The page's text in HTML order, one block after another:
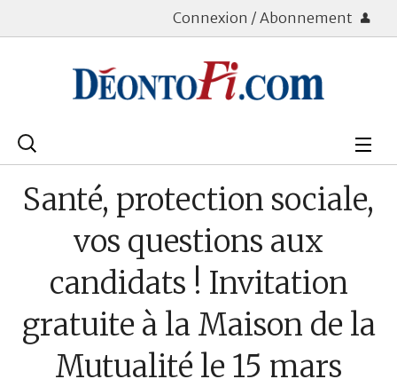
Connexion / Abonnement
Rechercher
Patrimoine
Santé, protection sociale,
vos questions aux
candidats ! Invitation
gratuite à la Maison de la
Mutualité le 15 mars